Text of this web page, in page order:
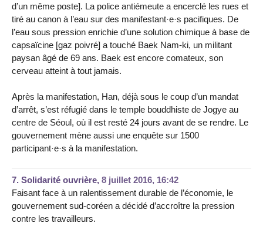
d’un même poste]. La police antiémeute a encerclé les rues et
tiré au canon à l’eau sur des manifestant·e·s pacifiques. De
l’eau sous pression enrichie d’une solution chimique à base de
capsaïcine [gaz poivré] a touché Baek Nam-ki, un militant
paysan âgé de 69 ans. Baek est encore comateux, son
cerveau atteint à tout jamais.
Après la manifestation, Han, déjà sous le coup d’un mandat
d’arrêt, s’est réfugié dans le temple bouddhiste de Jogye au
centre de Séoul, où il est resté 24 jours avant de se rendre. Le
gouvernement mène aussi une enquête sur 1500
participant·e·s à la manifestation.
7. Solidarité ouvrière, 8 juillet 2016, 16:42
Faisant face à un ralentissement durable de l’économie, le
gouvernement sud-coréen a décidé d’accroître la pression
contre les travailleurs.